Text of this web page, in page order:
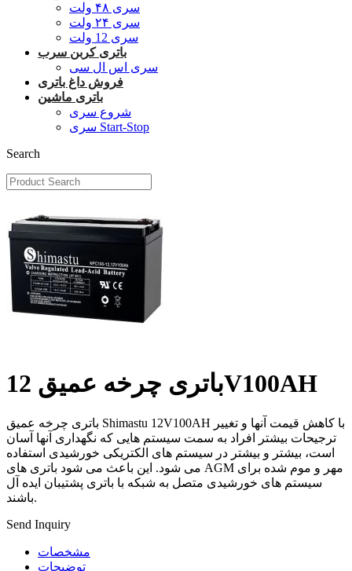
سری ۴۸ ولت
سری ۲۴ ولت
سری 12 ولت
باتری کربن سرب
سری اس ال سی
فروش داغ باتری
باتری ماشین
شروع سری
سری Start-Stop
Search
باتری چرخه عمیق 12V100AH
باتری چرخه عمیق Shimastu 12V100AH ​​با کاهش قیمت آنها و تغییر
ترجیحات بیشتر افراد به سمت سیستم هایی که نگهداری آنها آسان
است، بیشتر و بیشتر در سیستم های الکتریکی خورشیدی استفاده
می شود. این باعث می شود باتری های AGM مهر و موم شده برای
سیستم های خورشیدی متصل به شبکه با باتری پشتیبان ایده آل
باشند.
Send Inquiry
مشخصات
توضیحات